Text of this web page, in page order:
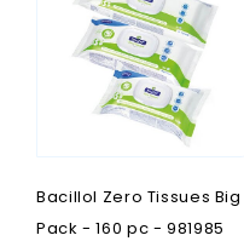
Bacillol Zero Tissues Big
Pack - 160 pc - 981985